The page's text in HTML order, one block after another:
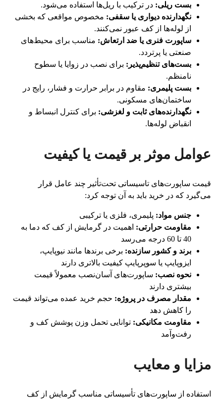
بست ریلی: در ترکیب با ریل‌ها استفاده می‌شود.
نگهدارنده دیواری یا سقفی: مخصوص مواقعی که بخشی
از لوله‌ها از کف عبور نمی‌کنند.
ساپورت فنری یا ضد ارتعاش: مناسب برای محیط‌های
صنعتی یا پرتردد.
بست‌های تنظیم‌پذیر: برای نصب در زوایا یا سطوح
نامنظم.
بست پلیمری: مقاوم در برابر حرارت و فشار، رایج در
ساختمان‌های مسکونی.
نگهدارنده‌های ثابت و لغزشی: برای کنترل انبساط و
انقباض لوله‌ها.
عوامل موثر بر قیمت یا کیفیت
قیمت ساپورت‌های تاسیساتی تحت‌تأثیر چند عامل قرار
می‌گیرد که در خرید باید به آن توجه کرد:
جنس مواد: پلیمری، فلزی یا ترکیبی
مقاومت حرارتی: اهمیت در گرمایش از کف که دما به
40 تا 60 درجه می‌رسد
برند و کشور سازنده: برخی برندها مانند نیوپایپ،
ایزوپایپ یا سوپرپایپ کیفیت بالاتری دارند
نحوه نصب: ساپورت‌های آسان‌نصب معمولاً قیمت
بیشتری دارند
مقدار مصرف در پروژه: حجم خرید عمده می‌تواند قیمت
را کاهش دهد
مقاومت مکانیکی: توانایی تحمل وزن پوشش کف و
رفت‌وآمد
مزایا و معایب
استفاده از ساپورت‌های تأسیساتی مناسب گرمایش از کف